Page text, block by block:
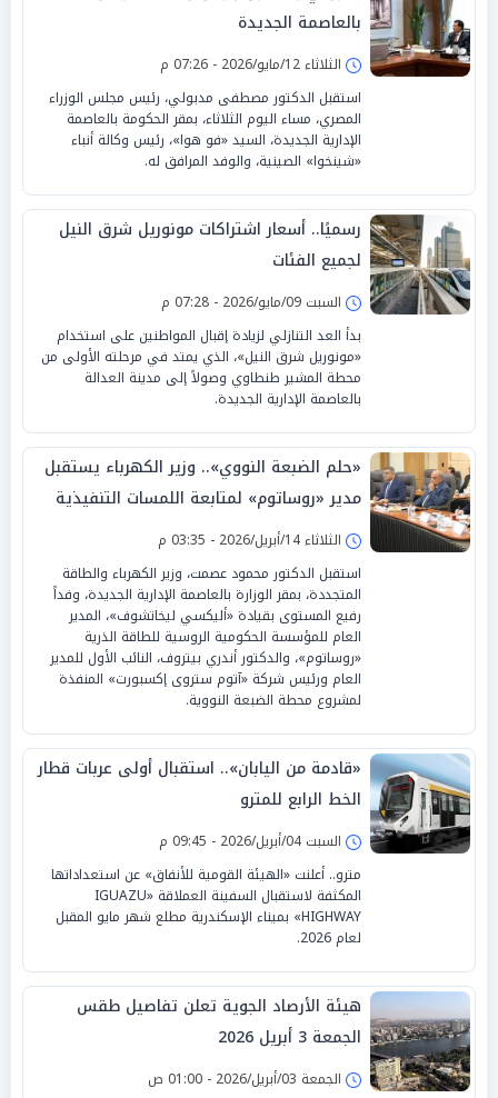
بالعاصمة الجديدة
الثلاثاء 12/مايو/2026 - 07:26 م
استقبل الدكتور مصطفى مدبولي، رئيس مجلس الوزراء
المصري، مساء اليوم الثلاثاء، بمقر الحكومة بالعاصمة
الإدارية الجديدة، السيد «فو هوا»، رئيس وكالة أنباء
«شينخوا» الصينية، والوفد المرافق له.
رسميًا.. أسعار اشتراكات مونوريل شرق النيل
لجميع الفئات
السبت 09/مايو/2026 - 07:28 م
بدأ العد التنازلي لزيادة إقبال المواطنين على استخدام
«مونوريل شرق النيل»، الذي يمتد في مرحلته الأولى من
محطة المشير طنطاوي وصولاً إلى مدينة العدالة
بالعاصمة الإدارية الجديدة.
«حلم الضبعة النووي».. وزير الكهرباء يستقبل
مدير «روساتوم» لمتابعة اللمسات التنفيذية
الثلاثاء 14/أبريل/2026 - 03:35 م
استقبل الدكتور محمود عصمت، وزير الكهرباء والطاقة
المتجددة، بمقر الوزارة بالعاصمة الإدارية الجديدة، وفداً
رفيع المستوى بقيادة «أليكسي ليخاتشوف»، المدير
العام للمؤسسة الحكومية الروسية للطاقة الذرية
«روساتوم»، والدكتور أندري بيتروف، النائب الأول للمدير
العام ورئيس شركة «آتوم ستروى إكسبورت» المنفذة
لمشروع محطة الضبعة النووية.
«قادمة من اليابان».. استقبال أولى عربات قطار
الخط الرابع للمترو
السبت 04/أبريل/2026 - 09:45 م
مترو.. أعلنت «الهيئة القومية للأنفاق» عن استعداداتها
المكثفة لاستقبال السفينة العملاقة «IGUAZU
HIGHWAY» بميناء الإسكندرية مطلع شهر مايو المقبل
لعام 2026.
هيئة الأرصاد الجوية تعلن تفاصيل طقس
الجمعة 3 أبريل 2026
الجمعة 03/أبريل/2026 - 01:00 ص